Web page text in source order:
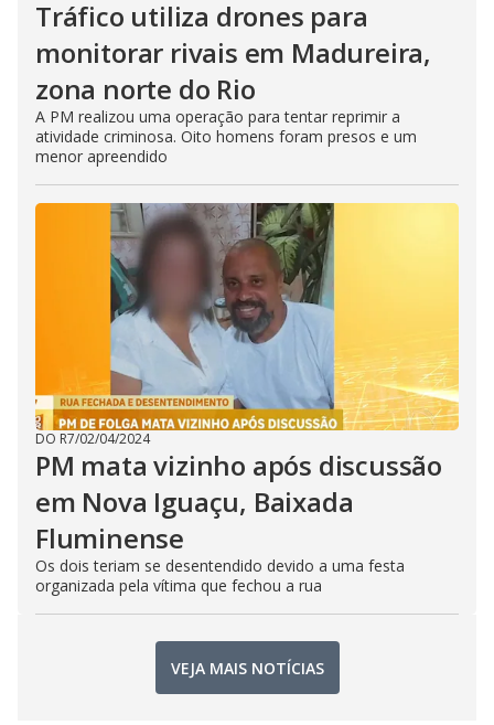
Tráfico utiliza drones para
monitorar rivais em Madureira,
zona norte do Rio
A PM realizou uma operação para tentar reprimir a
atividade criminosa. Oito homens foram presos e um
menor apreendido
DO R7/02/04/2024
PM mata vizinho após discussão
em Nova Iguaçu, Baixada
Fluminense
Os dois teriam se desentendido devido a uma festa
organizada pela vítima que fechou a rua
VEJA MAIS NOTÍCIAS